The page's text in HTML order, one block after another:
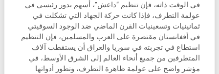
في الوقت ذاته، فإن تنظيم “داعش”، أسهم بدور رئيسي في
عولمة التطرف، فإذا كانت حركة الجهاد التي تشكلت في
ثمانينيات وتسعينيات القرن الماضي ضد الوجود السوفيتي
في أفغانستان مقتصرة على العرب والمسلمين، فإن التنظيم
استطاع في تجربته في سوريا والعراق أن يستقطب آلاف
المتطرفين من جميع أنحاء العالم إلى الشرق الأوسط، في
مؤشر واضح على عولمة ظاهرة التطرف، وتطور أدواتها